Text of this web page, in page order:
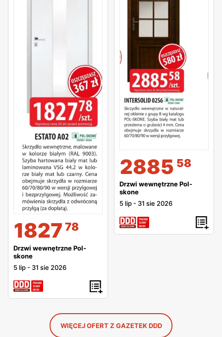
1827 78
Drzwi wewnętrzne Pol-
skone
5 lip - 31 sie 2026
2885 58
Drzwi wewnętrzne Pol-
skone
5 lip - 31 sie 2026
WIĘCEJ OFERT Z GAZETEK DDD